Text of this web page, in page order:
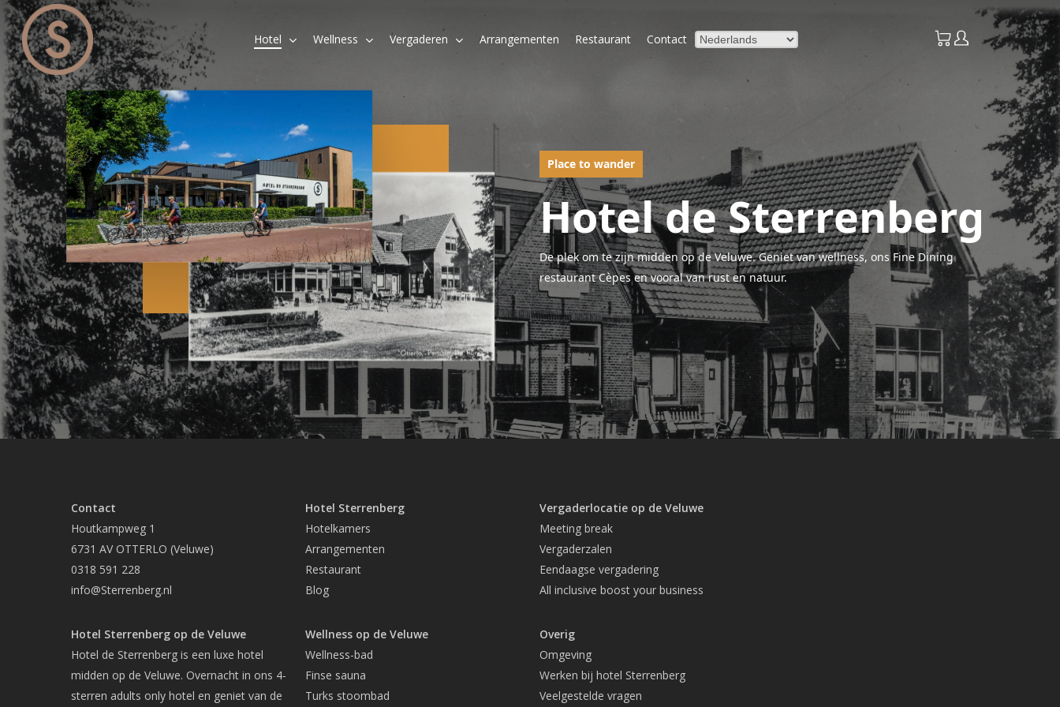
Skip
to
main
content
Hotel Wellness Vergaderen Arrangementen Restaurant Contact
Place to wander
Hotel de Sterrenberg
De plek om te zijn midden op de Veluwe. Geniet van wellness, ons Fine Dining
restaurant Cèpes en vooral van rust en natuur.
Contact
Houtkampweg 1
6731 AV OTTERLO (Veluwe)
0318 591 228
info@Sterrenberg.nl
Hotel Sterrenberg op de Veluwe
Hotel de Sterrenberg is een luxe hotel
midden op de Veluwe. Overnacht in ons 4-
sterren adults only hotel en geniet van de
Hotel Sterrenberg
Hotelkamers
Arrangementen
Restaurant
Blog
Wellness op de Veluwe
Wellness-bad
Finse sauna
Turks stoombad
Vergaderlocatie op de Veluwe
Meeting break
Vergaderzalen
Eendaagse vergadering
All inclusive boost your business
Overig
Omgeving
Werken bij hotel Sterrenberg
Veelgestelde vragen